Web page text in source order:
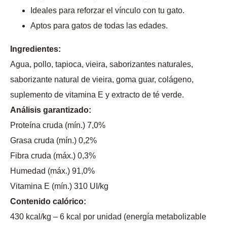
Ideales para reforzar el vínculo con tu gato.
Aptos para gatos de todas las edades.
Ingredientes:
Agua, pollo, tapioca, vieira, saborizantes naturales,
saborizante natural de vieira, goma guar, colágeno,
suplemento de vitamina E y extracto de té verde.
Análisis garantizado:
Proteína cruda (mín.) 7,0%
Grasa cruda (mín.) 0,2%
Fibra cruda (máx.) 0,3%
Humedad (máx.) 91,0%
Vitamina E (mín.) 310 UI/kg
Contenido calórico:
430 kcal/kg – 6 kcal por unidad (energía metabolizable